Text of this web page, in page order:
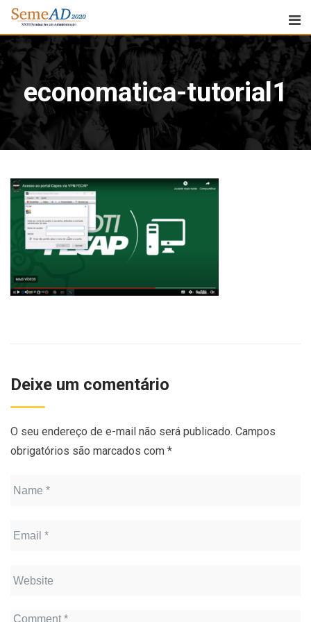
economatica-tutorial1
Deixe um comentário
O seu endereço de e-mail não será publicado. Campos
obrigatórios são marcados com *